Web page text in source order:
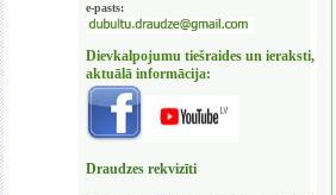
e-pasts:
Dievkalpojumu tiešraides un ieraksti,
aktuālā informācija:
Draudzes rekvizīti